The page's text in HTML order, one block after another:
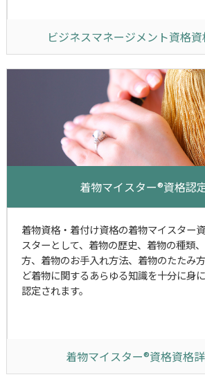
ビジネスマネージメント資格
着物マイスター®資格認
着物資格・着付け資格の着物マイスター
スターとして、着物の歴史、着物の種類
方、着物のお手入れ方法、着物のたたみ
ど着物に関するあらゆる知識を十分に身
認定されます。
着物マイスター®資格資格